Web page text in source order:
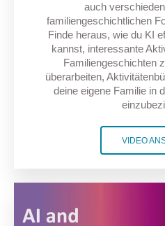
auch
familiengeschichtlichen
Finde heraus, wie du KI
kannst, interessante
Familiengeschichten
überarbeiten,
deine eigene Familie in
VIDEO